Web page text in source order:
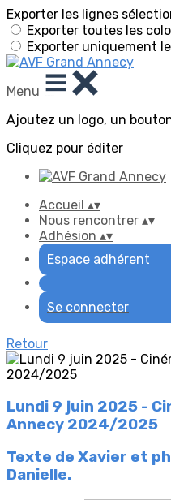
Exporter les lignes
Exporter toutes les
Exporter uniquement
Menu
Ajoutez un logo, un
Cliquez pour éditer
Accueil ▴▾
Nous rencontrer ▴▾
Adhésion ▴▾
Espace adhérent
Se connecter
Retour
Lundi 9 juin 2025 -
Annecy 2024/2025
Texte de Xavier et
Danielle.